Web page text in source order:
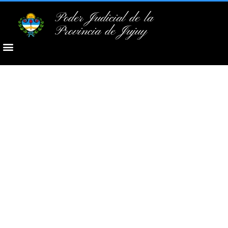
Poder Judicial de la
Provincia de Jujuy